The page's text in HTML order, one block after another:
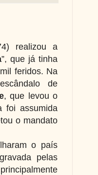
realizou a
”, que já tinha
feridos. Na
de
, que levou o
foi assumida
o mandato
o país
pelas